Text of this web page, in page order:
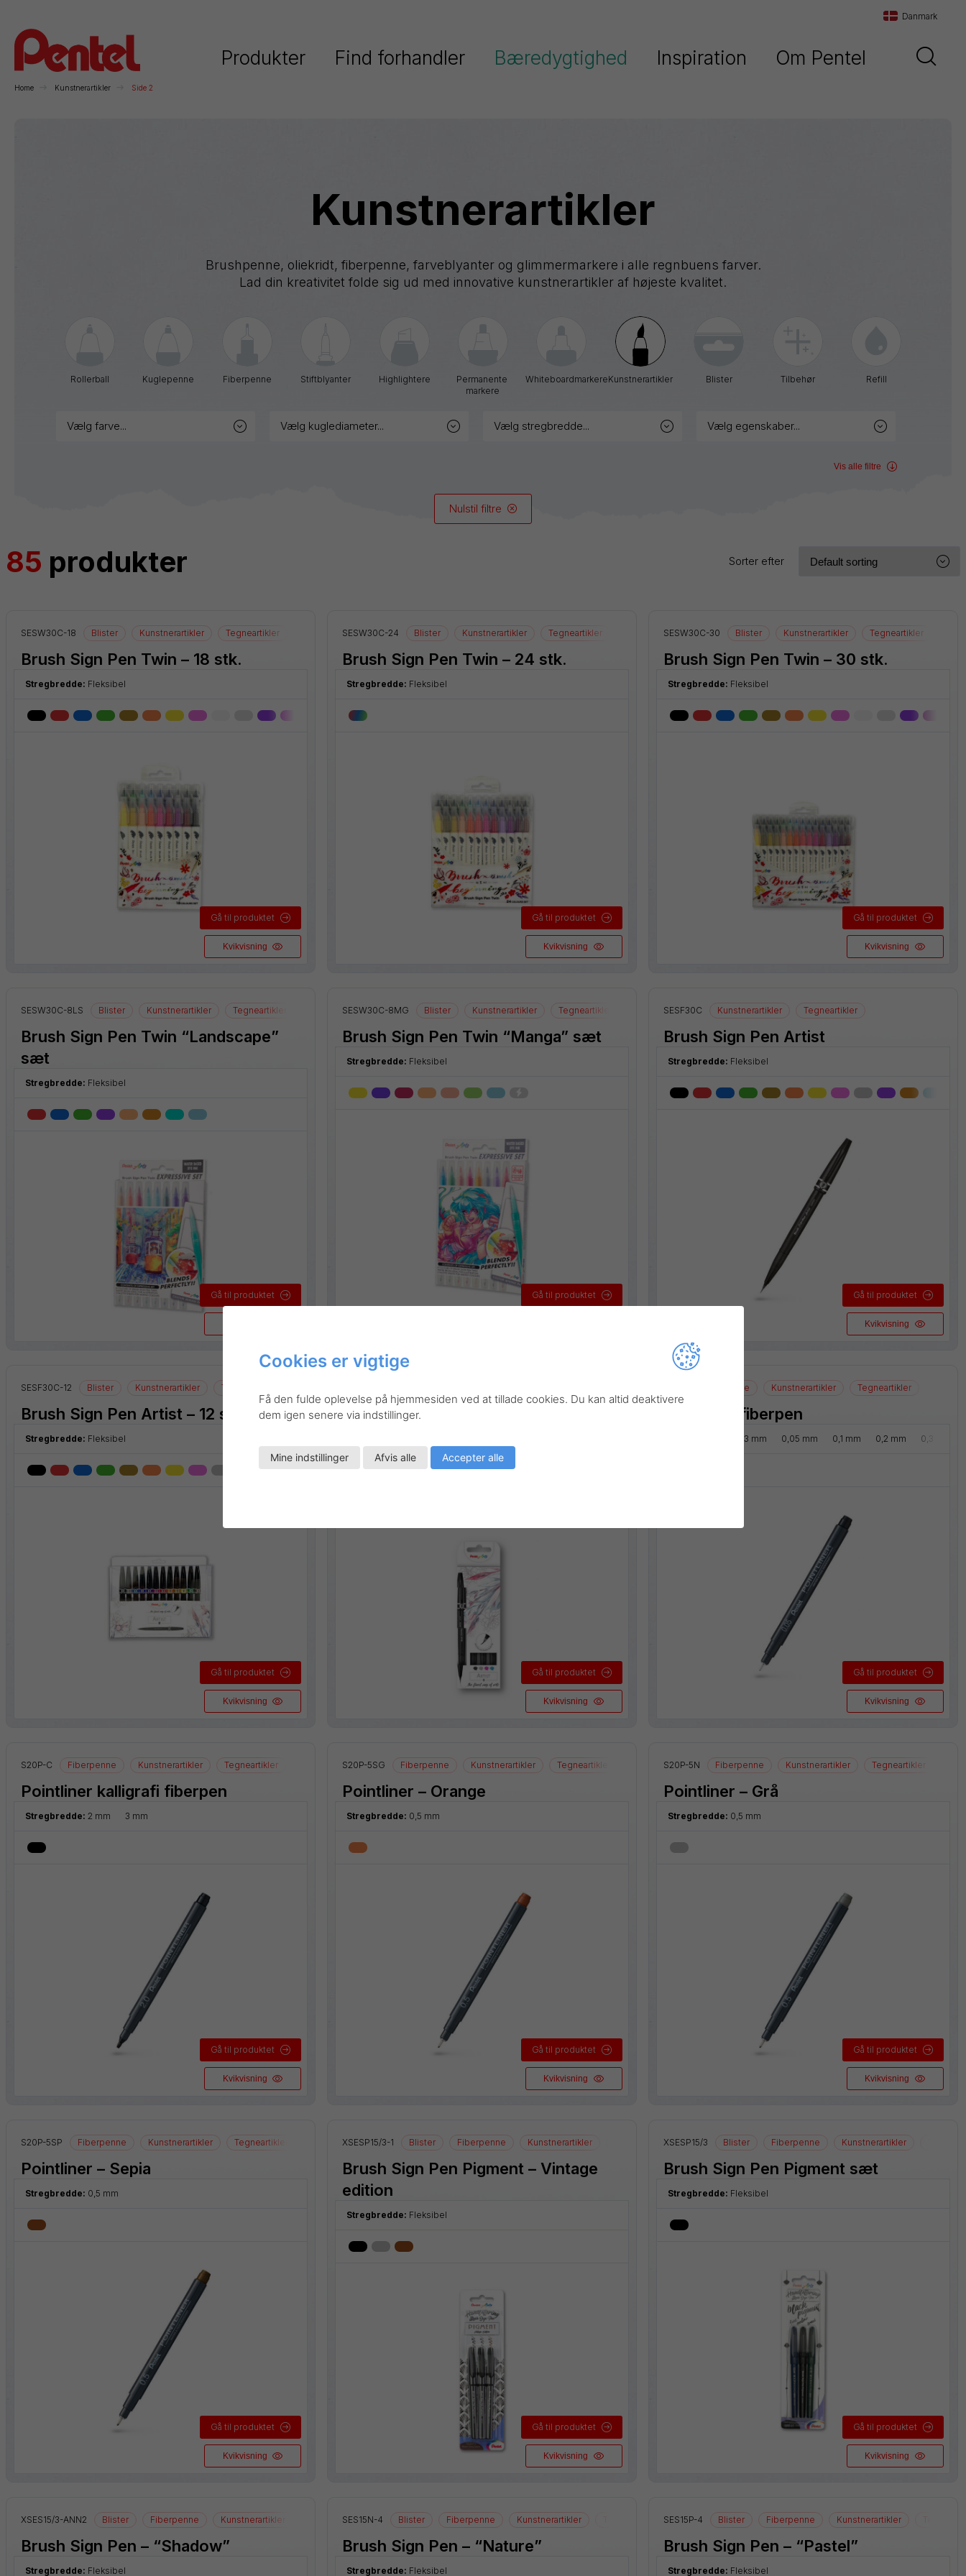
Danmark
Home Kunstnerartikler Side 2
Produkter
Highlighters
Blister Refills
Colour
Brush
EnerGize
Graphgear
line
iZee
Pentel
WHITE
Find forhandler Bæredygtighed
Genanvendt plast
Inspiration Om Pentel
Kunstnerartikler
Brushpenne, oliekridt, fiberpenne, farveblyanter og glimmermarkere i alle regnbuens farver.
Lad din kreativitet folde sig ud med innovative kunstnerartikler af højeste kvalitet.
Rollerball Kuglepenne Fiberpenne Stiftblyanter Highlightere
Permanente
markere
WhiteboardmarkereKunstnerartikler Blister Tilbehør Refill
vælg farve... vælg kuglediameter... vælg stregbredde... vælg egenskaber...
Vis alle filtre
Nulstil filtre
85 produkter Sorter efter
SESW30C-18 Blister Kunstnerartikler Tegneartikler
Brush Sign Pen Twin – 18 stk.
Stregbredde: Fleksibel
Gå til produktet
Kvikvisning
SESW30C-24 Blister Kunstnerartikler Tegneartikler
Brush Sign Pen Twin – 24 stk.
Stregbredde: Fleksibel
Gå til produktet
Kvikvisning
SESW30C-30 Blister Kunstnerartikler Tegneartikler
Brush Sign Pen Twin – 30 stk.
Stregbredde: Fleksibel
Gå til produktet
Kvikvisning
SESW30C-8LS Blister Kunstnerartikler Tegneartikler
Brush Sign Pen Twin “Landscape”
sæt
Stregbredde: Fleksibel
Gå til produktet
SESW30C-8MG Blister Kunstnerartikler Tegneartikler
Brush Sign Pen Twin “Manga” sæt
Stregbredde: Fleksibel
Gå til produktet
SESF30C Kunstnerartikler Tegneartikler
Brush Sign Pen Artist
Stregbredde: Fleksibel
Gå til produktet
Kvikvisning
SESF30C-12 Blister Kunstnerartikler Tegneartikler
Brush Sign Pen Artist – 12 stk.
Stregbredde: Fleksibel
Gå til produktet
Kvikvisning
Brush Sign Pen Artist – Sæt med 4
Stregbredde:Fleksibel
Gå til produktet
Kvikvisning
Fiberpenne Kunstnerartikler Tegneartikler
Pointliner fiberpen
0,03 mm 0,05 mm 0,1 mm 0,2 mm 0,3 mm
Gå til produktet
Kvikvisning
S20P-C Fiberpenne Kunstnerartikler Tegneartikler
Pointliner kalligrafi fiberpen
Stregbredde: 2 mm 3 mm
Gå til produktet
Kvikvisning
S20P-5SG Fiberpenne Kunstnerartikler Tegneartikler
Pointliner – Orange
Stregbredde: 0,5 mm
Gå til produktet
Kvikvisning
S20P-5N Fiberpenne Kunstnerartikler Tegneartikler
Pointliner – Grå
Stregbredde: 0,5 mm
Gå til produktet
Kvikvisning
S20P-5SP Fiberpenne Kunstnerartikler Tegneartikler
Pointliner – Sepia
Stregbredde: 0,5 mm
Gå til produktet
Kvikvisning
XSESP15/3-1 Blister Fiberpenne Kunstnerartikler Tegneartikler
Brush Sign Pen Pigment – Vintage
edition
Stregbredde: Fleksibel
Gå til produktet
Kvikvisning
XSESP15/3 Blister Fiberpenne Kunstnerartikler
Brush Sign Pen Pigment sæt
Stregbredde: Fleksibel
Gå til produktet
Kvikvisning
XSES15/3-ANN2 Blister Fiberpenne Kunstnerartikler Tegneartikler
Brush Sign Pen – “Shadow”
Stregbredde: Fleksibel
SES15N-4 Blister Fiberpenne Kunstnerartikler
Brush Sign Pen – “Nature”
Stregbredde: Fleksibel
SES15P-4 Blister Fiberpenne Kunstnerartikler
Brush Sign Pen – “Pastel”
Stregbredde: Fleksibel
Cookies er vigtige
Få den fulde oplevelse på hjemmesiden ved at tillade cookies. Du kan altid deaktivere
dem igen senere via indstillinger.
Mine indstillinger Afvis alle Accepter alle